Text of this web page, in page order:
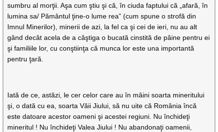
sumbru al morţii. Aşa cum ştiu şi că, în ciuda faptului că „afară, în
lumina sa/ Pământul ţine-o lume rea” (cum spune o strofă din
Imnul Minerilor), minerii de azi, la fel ca şi cei de ieri, nu au alt
gând decât acela de a câştiga o bucată cinstită de pâine pentru ei
şi familiile lor, cu conştiinţa că munca lor este una importantă
pentru ţară.
Iată de ce, astăzi, le cer celor care au în mâini soarta mineritului
şi, o dată cu ea, soarta Văii Jiului, să nu uite că România încă
este datoare acestor oameni şi acestei regiuni. Nu închideţi
mineritul ! Nu închideţi Valea Jiului ! Nu abandonaţi oamenii,